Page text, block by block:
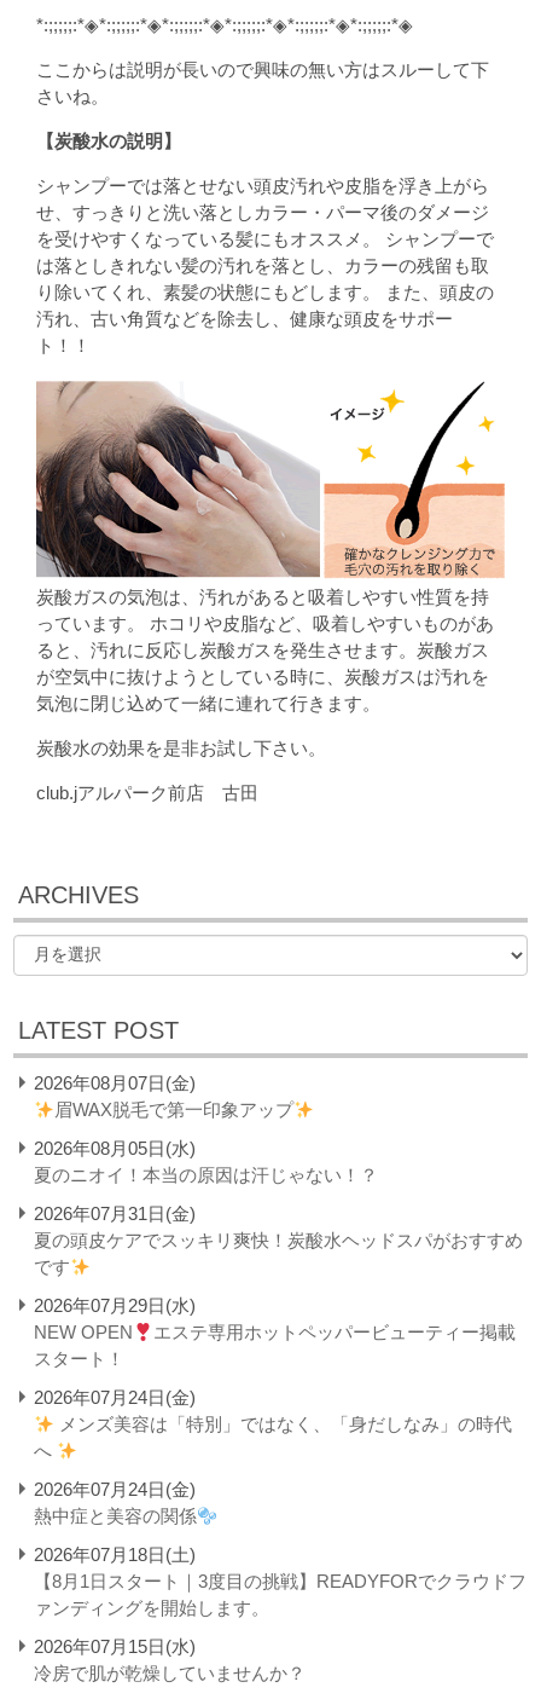
*:;;;;;:*◈*:;;;;;:*◈*:;;;;;:*◈*:;;;;;:*◈*:;;;;;:*◈*:;;;;;:*◈
ここからは説明が長いので興味の無い方はスルーして下
さいね。
【炭酸水の説明】
シャンプーでは落とせない頭皮汚れや皮脂を浮き上がら
せ、すっきりと洗い落としカラー・パーマ後のダメージ
を受けやすくなっている髪にもオススメ。 シャンプーで
は落としきれない髪の汚れを落とし、カラーの残留も取
り除いてくれ、素髪の状態にもどします。 また、頭皮の
汚れ、古い角質などを除去し、健康な頭皮をサポー
ト！！
炭酸ガスの気泡は、汚れがあると吸着しやすい性質を持
っています。 ホコリや皮脂など、吸着しやすいものがあ
ると、汚れに反応し炭酸ガスを発生させます。炭酸ガス
が空気中に抜けようとしている時に、炭酸ガスは汚れを
気泡に閉じ込めて一緒に連れて行きます。
炭酸水の効果を是非お試し下さい。
club.jアルパーク前店 古田
ARCHIVES
LATEST POST
2026年08月07日(金)
眉WAX脱毛で第一印象アップ
2026年08月05日(水)
夏のニオイ！本当の原因は汗じゃない！？
2026年07月31日(金)
夏の頭皮ケアでスッキリ爽快！炭酸水ヘッドスパがおすすめ
です
2026年07月29日(水)
NEW OPEN
エステ専用ホットペッパービューティー掲載
スタート！
2026年07月24日(金)
メンズ美容は「特別」ではなく、「身だしなみ」の時代
へ
2026年07月24日(金)
熱中症と美容の関係
2026年07月18日(土)
【8月1日スタート｜3度目の挑戦】READYFORでクラウドフ
ァンディングを開始します。
2026年07月15日(水)
冷房で肌が乾燥していませんか？